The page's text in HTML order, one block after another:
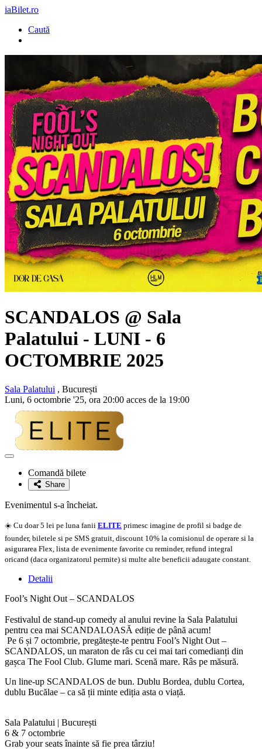
iaBilet.ro
Caută
SCANDALOS @ Sala
Palatului - LUNI - 6
OCTOMBRIE 2025
Sala Palatului , București
Luni, 6 octombrie '25, ora 20:00 acces de la 19:00
Adaugă
favoriteComandă bilete
Share
Evenimentul s-a încheiat.
☀️ Cu doar 5 lei pe luna fanii ELITE primesc imagine de profil si badge de
founder, biletele si pe SMS gratuit, discount 10% la comisionul de operare si la
asigurarea Flex, lista de evenimente favorite cu reminder, refund integral
oricand (daca organizatorul permite) si multe alte beneficii adaugate constant.
Detalii
Fool’s Night Out – SCANDALOS
Festivalul de stand-up comedy al anului revine la Sala Palatului
pentru cea mai SCANDALOASĂ ediție de până acum!
Pe 6 și 7 octombrie, pregătește-te pentru Fool’s Night Out –
SCANDALOS, un maraton de râs cu cei mai tari comedianți din
gașca The Fool Club. Glume mari. Scenă mare. Râs pe măsură.
Un line-up SCANDALOS de bun. Dublu Bordea, dublu Cortea,
dublu Bucălae – ca să ții minte ediția asta o viață.
Sala Palatului | București
6 & 7 octombrie
Grab your seats înainte să fie prea târziu!